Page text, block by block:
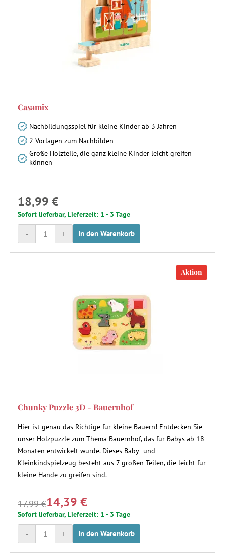
Casamix
Nachbildungsspiel für kleine Kinder ab 3 Jahren
2 Vorlagen zum Nachbilden
Große Holzteile, die ganz kleine Kinder leicht greifen
können
18,99 €
Sofort lieferbar, Lieferzeit: 1 - 3 Tage
+
- In den Warenkorb
Aktion
Chunky Puzzle 3D - Bauernhof
Hier ist genau das Richtige für kleine Bauern! Entdecken Sie
unser Holzpuzzle zum Thema Bauernhof, das für Babys ab 18
Monaten entwickelt wurde. Dieses Baby- und
Kleinkindspielzeug besteht aus 7 großen Teilen, die leicht für
kleine Hände zu greifen sind.
17,99 €14,39 €
Sofort lieferbar, Lieferzeit: 1 - 3 Tage
+
- In den Warenkorb